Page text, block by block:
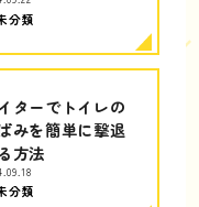
分類
ターでトイレの
みを簡単に撃退
方法
分類